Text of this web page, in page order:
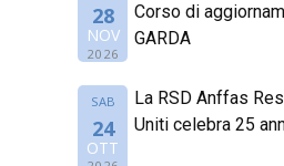
28
NOV
2026
Corso di
GARDA
SAB
24
OTT
La RSD Anffas
Uniti celebra 25